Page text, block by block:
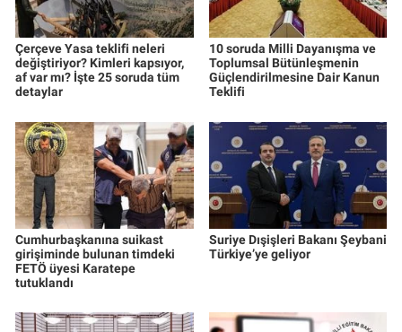
Çerçeve Yasa teklifi neleri
değiştiriyor? Kimleri kapsıyor,
af var mı? İşte 25 soruda tüm
detaylar
10 soruda Milli Dayanışma ve
Toplumsal Bütünleşmenin
Güçlendirilmesine Dair Kanun
Teklifi
Cumhurbaşkanına suikast
girişiminde bulunan timdeki
FETÖ üyesi Karatepe
tutuklandı
Suriye Dışişleri Bakanı Şeybani
Türkiye’ye geliyor